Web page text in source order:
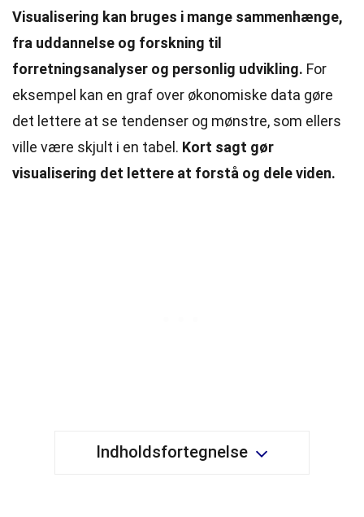
Visualisering kan bruges i mange sammenhænge,
fra uddannelse og forskning til
forretningsanalyser og personlig udvikling. For
eksempel kan en graf over økonomiske data gøre
det lettere at se tendenser og mønstre, som ellers
ville være skjult i en tabel. Kort sagt gør
visualisering det lettere at forstå og dele viden.
Indholdsfortegnelse